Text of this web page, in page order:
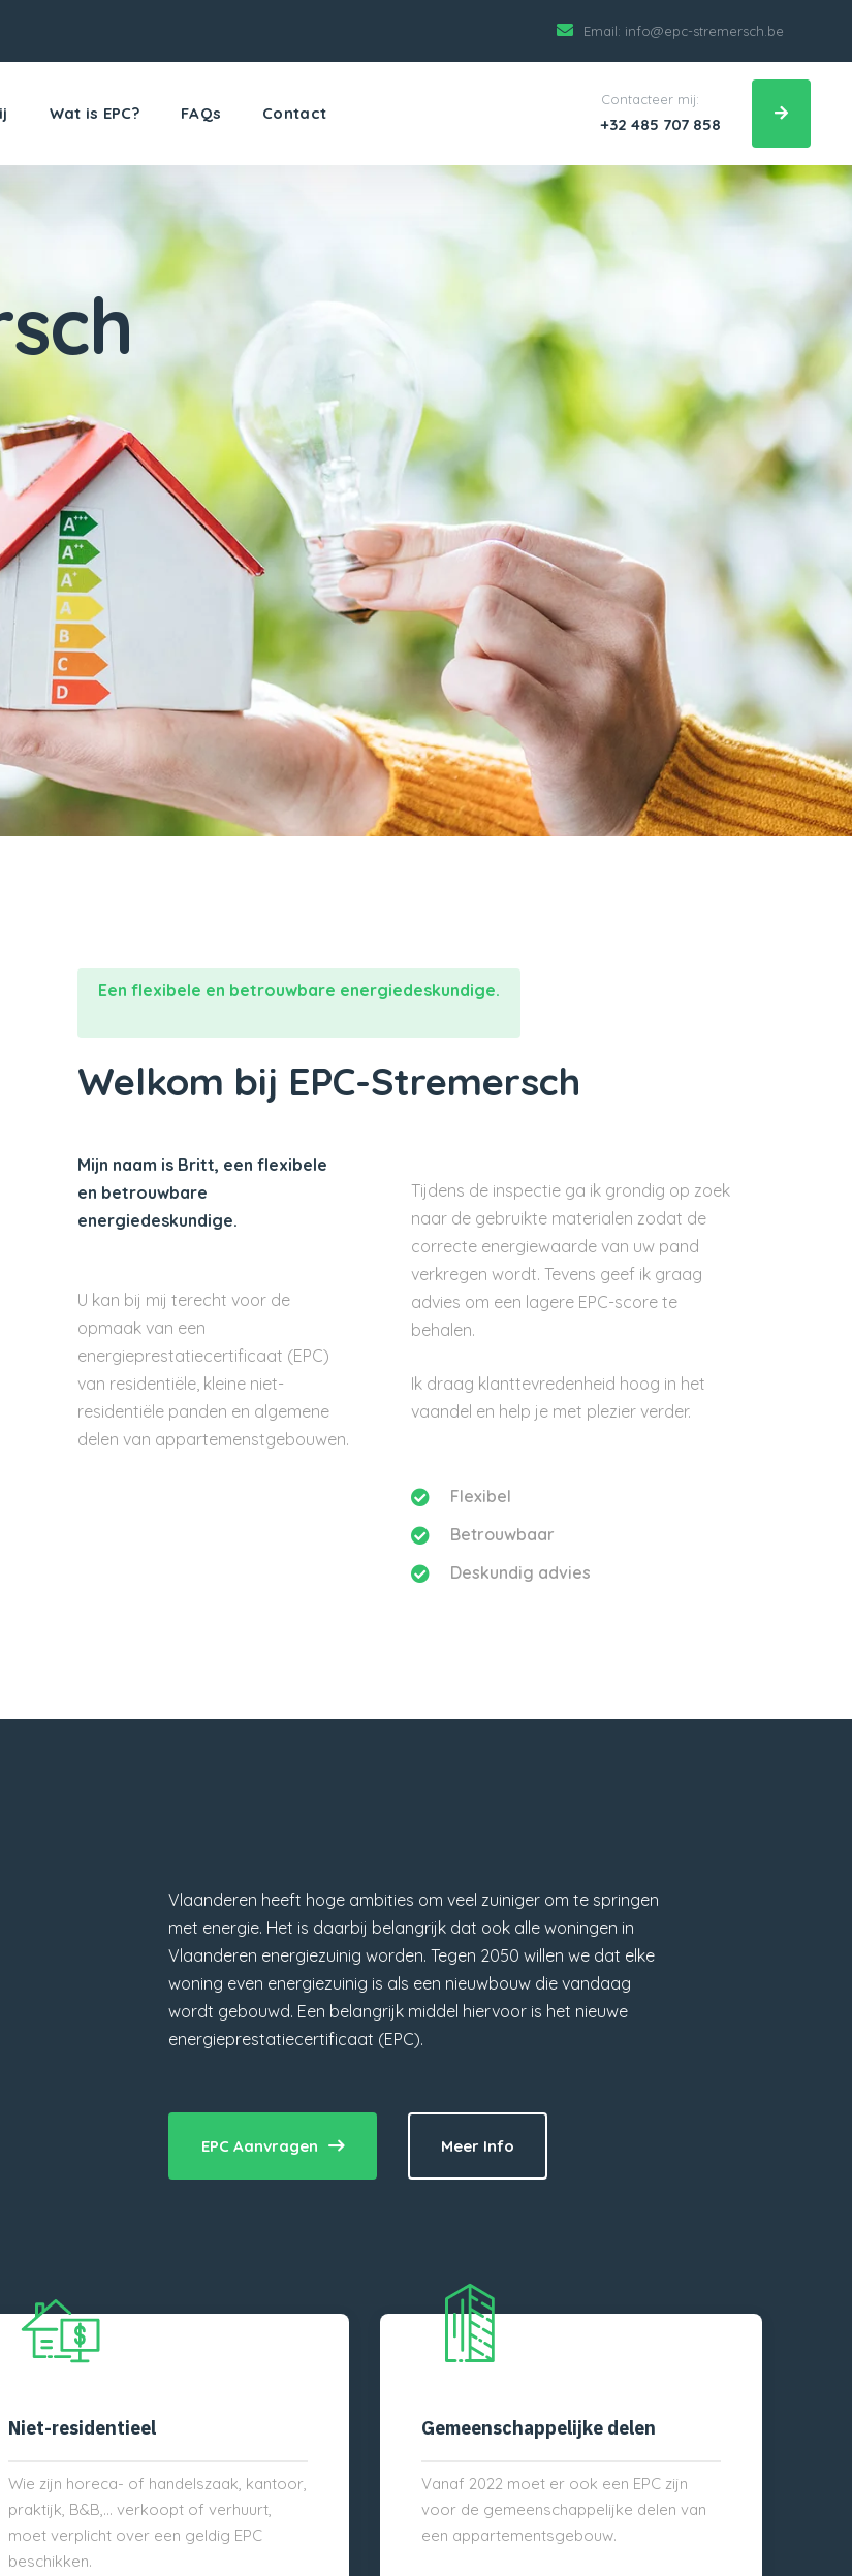
Email: info@epc-stremersch.be
Wat is EPC? FAQs Contact
Contacteer mij:
+32 485 707 858
Een flexibele en betrouwbare energiedeskundige.
Welkom bij EPC-Stremersch
Mijn naam is Britt, een flexibele
en betrouwbare
energiedeskundige.
U kan bij mij terecht voor de
opmaak van een
energieprestatiecertificaat (EPC)
van residentiële, kleine niet-
residentiële panden en algemene
delen van appartemenstgebouwen.
Tijdens de inspectie ga ik grondig op zoek
naar de gebruikte materialen zodat de
correcte energiewaarde van uw pand
verkregen wordt. Tevens geef ik graag
advies om een lagere EPC-score te
behalen.
Ik draag klanttevredenheid hoog in het
vaandel en help je met plezier verder.
Flexibel
Betrouwbaar
Deskundig advies
Vlaanderen heeft hoge ambities om veel zuiniger om te springen
met energie. Het is daarbij belangrijk dat ook alle woningen in
Vlaanderen energiezuinig worden. Tegen 2050 willen we dat elke
woning even energiezuinig is als een nieuwbouw die vandaag
wordt gebouwd. Een belangrijk middel hiervoor is het nieuwe
energieprestatiecertificaat (EPC).
EPC Aanvragen Meer Info
Niet-residentieel
Wie zijn horeca- of handelszaak, kantoor,
praktijk, B&B,… verkoopt of verhuurt,
moet verplicht over een geldig EPC
beschikken.
Gemeenschappelijke delen
Vanaf 2022 moet er ook een EPC zijn
voor de gemeenschappelijke delen van
een appartementsgebouw.